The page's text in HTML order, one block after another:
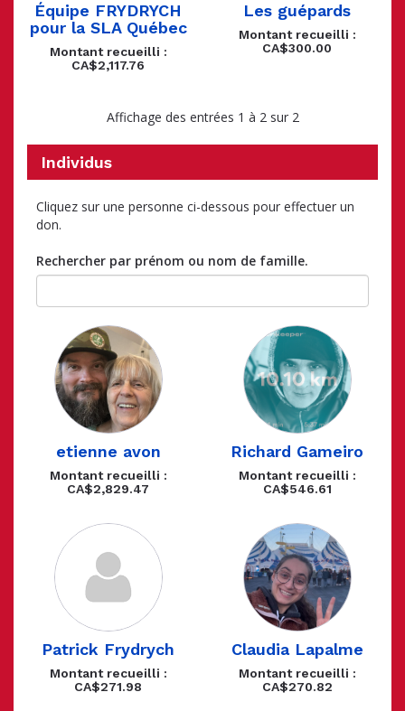
Équipe FRYDRYCH
pour la SLA Québec
Montant recueilli :
CA$2,117.76
Les guépards
Montant recueilli :
CA$300.00
Affichage des entrées 1 à 2 sur 2
Individus
Cliquez sur une personne ci-dessous pour effectuer un
don.
Rechercher par prénom ou nom de famille.
etienne avon
Montant recueilli :
CA$2,829.47
Richard Gameiro
Montant recueilli :
CA$546.61
Patrick Frydrych
Montant recueilli :
CA$271.98
Claudia Lapalme
Montant recueilli :
CA$270.82